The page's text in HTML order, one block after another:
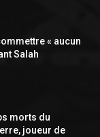
« aucun
Salah
morts du
joueur de